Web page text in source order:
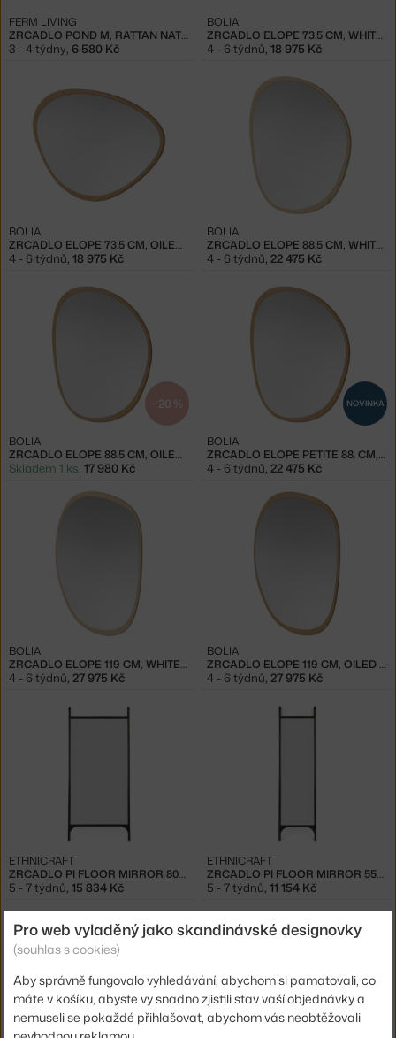
ZRCADLO POND M, RATTAN NATURAL
FERM LIVING
3 - 4 týdny, 6 580 Kč
ZRCADLO ELOPE 73.5 CM, WHITE PIGMENTED OILED OAK
BOLIA
4 - 6 týdnů, 18 975 Kč
ZRCADLO ELOPE 73.5 CM, OILED OAK
BOLIA
4 - 6 týdnů, 18 975 Kč
ZRCADLO ELOPE 88.5 CM, WHITE PIGMENTED OILED OAK
BOLIA
4 - 6 týdnů, 22 475 Kč
−20 %
ZRCADLO ELOPE 88.5 CM, OILED OAK
BOLIA
Skladem 1 ks, 17 980 Kč
NOVINKA
ZRCADLO ELOPE PETITE 88. CM, OILED OAK
BOLIA
4 - 6 týdnů, 22 475 Kč
ZRCADLO ELOPE 119 CM, WHITE PIGMENTED OILED OAK
BOLIA
4 - 6 týdnů, 27 975 Kč
ZRCADLO ELOPE 119 CM, OILED OAK
BOLIA
4 - 6 týdnů, 27 975 Kč
ZRCADLO PI FLOOR MIRROR 80X200, DARK BROWN
ETHNICRAFT
5 - 7 týdnů, 15 834 Kč
ZRCADLO PI FLOOR MIRROR 55X190, DARK BROWN
ETHNICRAFT
5 - 7 týdnů, 11 154 Kč
Pro web vyladěný jako skandinávské designovky
(souhlas s cookies)
Aby správně fungovalo vyhledávání, abychom si pamatovali, co
máte v košíku, abyste vy snadno zjistili stav vaší objednávky a
nemuseli se pokaždé přihlašovat, abychom vás neobtěžovali